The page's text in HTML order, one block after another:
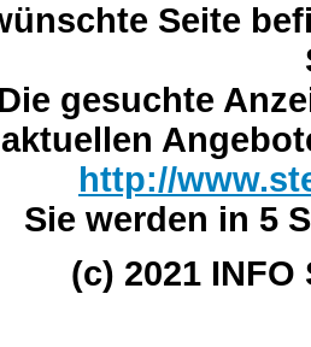
Seite
Die gesuchte
http://
Sie werden in 5
(c) 2021